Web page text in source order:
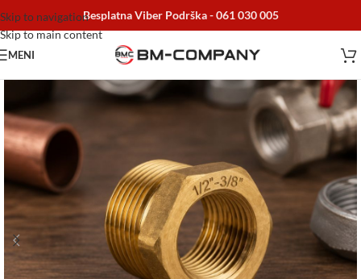
Skip to navigation
Skip to main content
Besplatna Viber Podrška -061 030 005
MENI